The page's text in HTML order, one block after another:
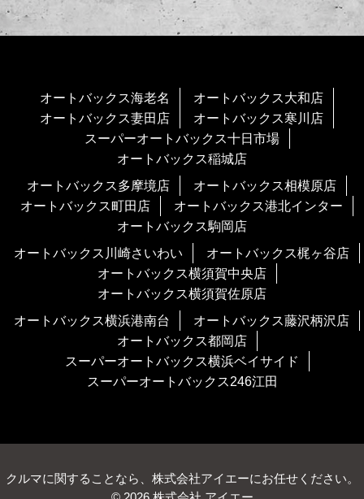
オートバックス海老名
オートバックス大和店
オートバックス妻田店
オートバックス寒川店
スーパーオートバックス十日市場
オートバックス稲城店
オートバックス多摩境店
オートバックス相模原店
オートバックス町田店
オートバックス港北インター
オートバックス駒岡店
オートバックス川崎さいわい
オートバックス梶ヶ谷店
オートバックス横須賀中央店
オートバックス横須賀佐原店
オートバックス横浜港南台
オートバックス藤沢柄沢店
オートバックス都岡店
スーパーオートバックス横浜ベイサイド
スーパーオートバックス246江田
クルマに関することなら、株式会社アイエーにお任せください。